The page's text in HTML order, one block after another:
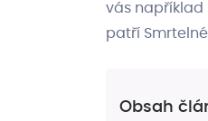
vás například
patří
Obsah